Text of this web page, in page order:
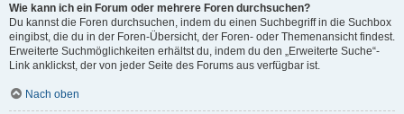
Wie kann ich ein Forum oder mehrere Foren durchsuchen?
Du kannst die Foren durchsuchen, indem du einen Suchbegriff in die Suchbox
eingibst, die du in der Foren-Übersicht, der Foren- oder Themenansicht findest.
Erweiterte Suchmöglichkeiten erhältst du, indem du den „Erweiterte Suche“-
Link anklickst, der von jeder Seite des Forums aus verfügbar ist.
Nach oben